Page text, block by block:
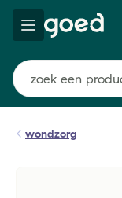
wondzorg